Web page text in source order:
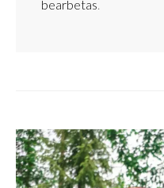
bearbetas.